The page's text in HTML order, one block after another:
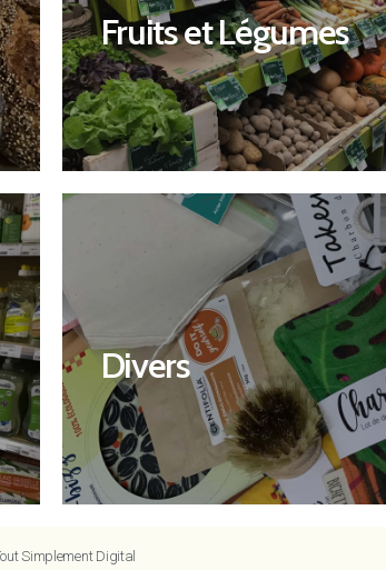
Fruits et Légumes
Fruits et Légumes
Divers
Divers
Découvrir
Simplement Digital